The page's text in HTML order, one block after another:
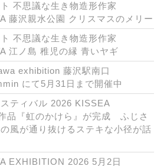
不思議な生き物造形作家
藤沢親水公園 クリスマスのメリー
不思議な生き物造形作家
江ノ島 稚児の縁 青いヤギ
exhibition 藤沢駅南口
にて5月31日まで開催中
ティバル 2026 KISSEA
品『虹のかけら』が完成 ふじさ
風が通り抜けるステキな小径が話
EXHIBITION 2026 5月2日